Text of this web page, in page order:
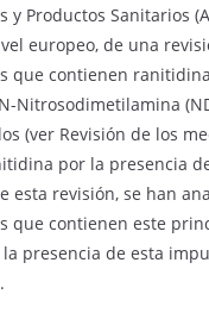
y Productos Sanitarios
europeo, de una
que contienen
Nitrosodimetilamina
(ver Revisión de los
por la presencia
esta revisión, se han
que contienen este
presencia de esta